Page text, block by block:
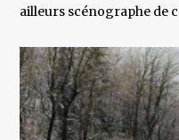
ailleurs scénographe de